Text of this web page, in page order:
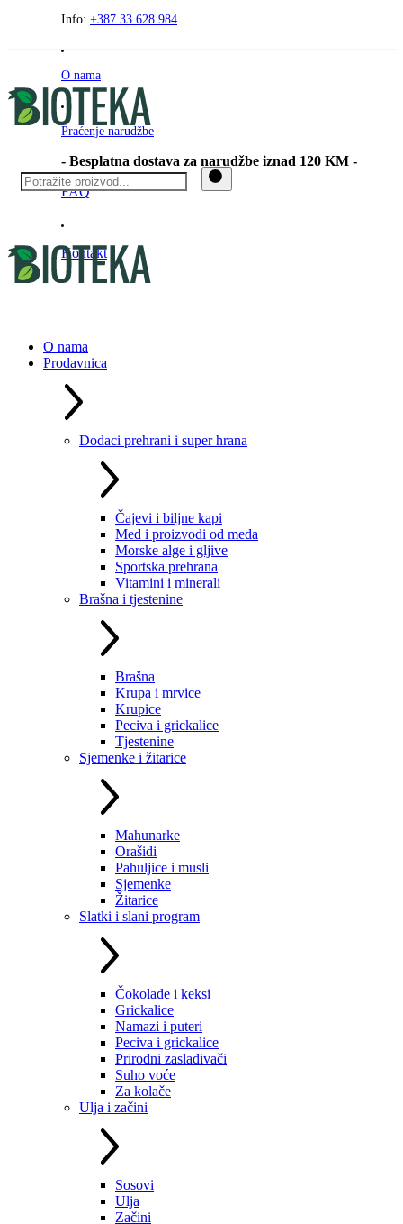
PreskočiteInfo: +387 33 628 984
O nama
Praćenje narudžbe
- Besplatna dostava za narudžbe iznad 120 KM -
FAQ
Kontakt
O nama
Prodavnica
Dodaci prehrani i super hrana
Čajevi i biljne kapi
Med i proizvodi od meda
Morske alge i gljive
Sportska prehrana
Vitamini i minerali
Brašna i tjestenine
Brašna
Krupa i mrvice
Krupice
Peciva i grickalice
Tjestenine
Sjemenke i žitarice
Mahunarke
Orašidi
Pahuljice i musli
Sjemenke
Žitarice
Slatki i slani program
Čokolade i keksi
Grickalice
Namazi i puteri
Peciva i grickalice
Prirodni zaslađivači
Suho voće
Za kolače
Ulja i začini
Sosovi
Ulja
Začini